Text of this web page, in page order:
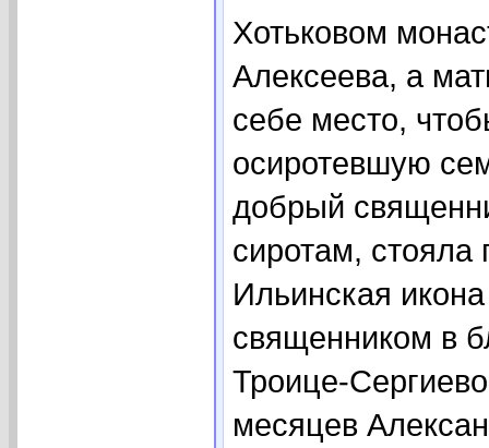
Хотьковом
Алексеева, а
себе место,
осиротевшую
добрый
сиротам, стояла
Ильинская
священником в
Троице-
месяцев